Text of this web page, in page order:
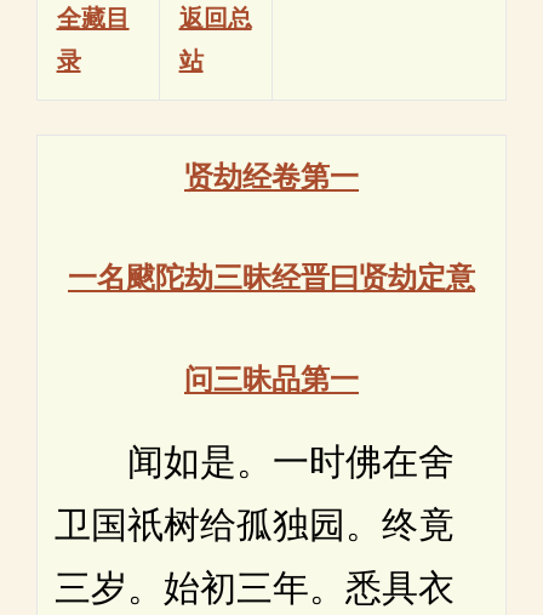
全藏目
录
返回总
站
贤劫经卷第一
一名颰陀劫三昧经晋曰贤劫定意
问三昧品第一
闻如是。一时佛在舍
卫国祇树给孤独园。终竟
三岁。始初三年。悉具衣